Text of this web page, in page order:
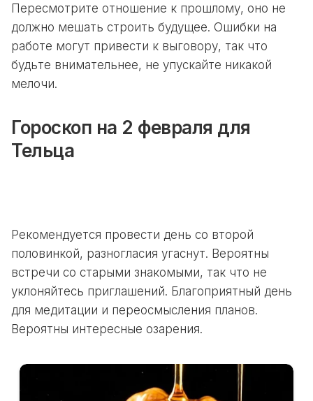
Пересмотрите отношение к прошлому, оно не
должно мешать строить будущее. Ошибки на
работе могут привести к выговору, так что
будьте внимательнее, не упускайте никакой
мелочи.
Гороскоп на 2 февраля для
Тельца
Рекомендуется провести день со второй
половинкой, разногласия угаснут. Вероятны
встречи со старыми знакомыми, так что не
уклоняйтесь приглашений. Благоприятный день
для медитации и переосмысления планов.
Вероятны интересные озарения.